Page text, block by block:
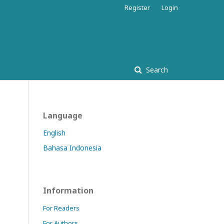
Search
Register Login
Language
English
Bahasa Indonesia
Information
For Readers